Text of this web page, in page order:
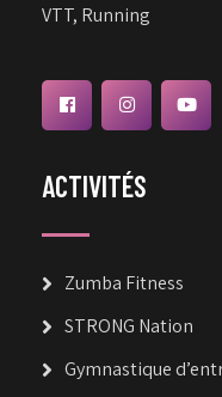
VTT, Running
ACTIVITÉS
Zumba Fitness
STRONG Nation
Gymnastique